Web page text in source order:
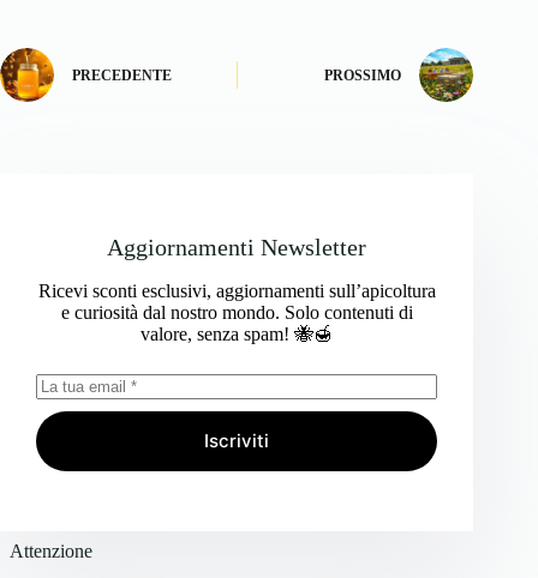
PRECEDENTE PROSSIMO
Aggiornamenti Newsletter
Ricevi sconti esclusivi, aggiornamenti sull’apicoltura
e curiosità dal nostro mondo. Solo contenuti di
valore, senza spam! 🐝🍯
Iscriviti
Attenzione